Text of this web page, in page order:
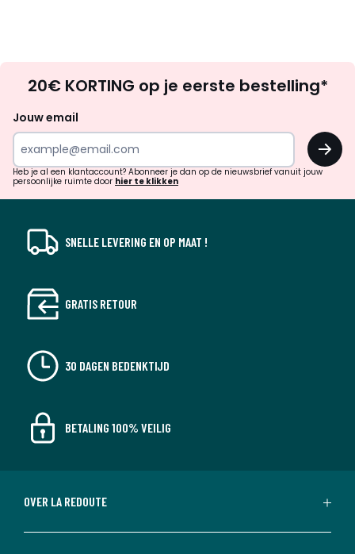
zoek
inspiratie
verrassingen?
20€ KORTING op je eerste bestelling*
Jouw email
OK
Heb je al een klantaccount? Abonneer je dan op de nieuwsbrief vanuit jouw
persoonlijke ruimte door hier te klikken
SNELLE LEVERING EN OP MAAT !
GRATIS RETOUR
30 DAGEN BEDENKTIJD
BETALING 100% VEILIG
OVER LA REDOUTE